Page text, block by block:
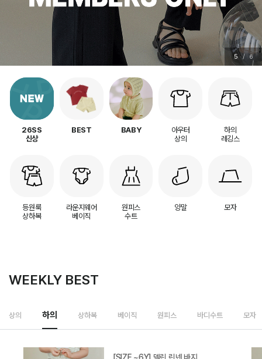
5 / 6
26SS
신상
BEST BABY
아우터
상의
하의
레깅스
등원룩
상하복
라운지웨어
베이직
원피스
수트
양말 모자
WEEKLY BEST
상의 하의 상하복 베이직 원피스 바디수트 모자
[SIZE ~6Y] 델린 린넨 바지